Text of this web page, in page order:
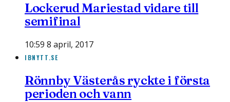
Lockerud Mariestad vidare till
semifinal
10:59 8 april, 2017
IBNYTT.SE
Rönnby Västerås ryckte i första
perioden och vann